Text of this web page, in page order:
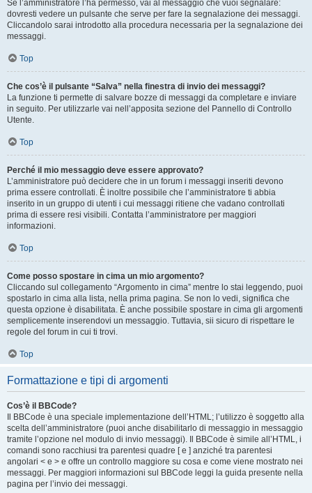
Se l’amministratore l’ha permesso, vai al messaggio che vuoi segnalare:
dovresti vedere un pulsante che serve per fare la segnalazione dei messaggi.
Cliccandolo sarai introdotto alla procedura necessaria per la segnalazione dei
messaggi.
Top
Che cos’è il pulsante “Salva” nella finestra di invio dei messaggi?
La funzione ti permette di salvare bozze di messaggi da completare e inviare
in seguito. Per utilizzarle vai nell’apposita sezione del Pannello di Controllo
Utente.
Top
Perché il mio messaggio deve essere approvato?
L’amministratore può decidere che in un forum i messaggi inseriti devono
prima essere controllati. È inoltre possibile che l’amministratore ti abbia
inserito in un gruppo di utenti i cui messaggi ritiene che vadano controllati
prima di essere resi visibili. Contatta l’amministratore per maggiori
informazioni.
Top
Come posso spostare in cima un mio argomento?
Cliccando sul collegamento “Argomento in cima” mentre lo stai leggendo, puoi
spostarlo in cima alla lista, nella prima pagina. Se non lo vedi, significa che
questa opzione è disabilitata. È anche possibile spostare in cima gli argomenti
semplicemente inserendovi un messaggio. Tuttavia, sii sicuro di rispettare le
regole del forum in cui ti trovi.
Top
Formattazione e tipi di argomenti
Cos’è il BBCode?
Il BBCode è una speciale implementazione dell’HTML; l’utilizzo è soggetto alla
scelta dell’amministratore (puoi anche disabilitarlo di messaggio in messaggio
tramite l’opzione nel modulo di invio messaggi). Il BBCode è simile all’HTML, i
comandi sono racchiusi tra parentesi quadre [ e ] anziché tra parentesi
angolari < e > e offre un controllo maggiore su cosa e come viene mostrato nei
messaggi. Per maggiori informazioni sul BBCode leggi la guida presente nella
pagina per l’invio dei messaggi.